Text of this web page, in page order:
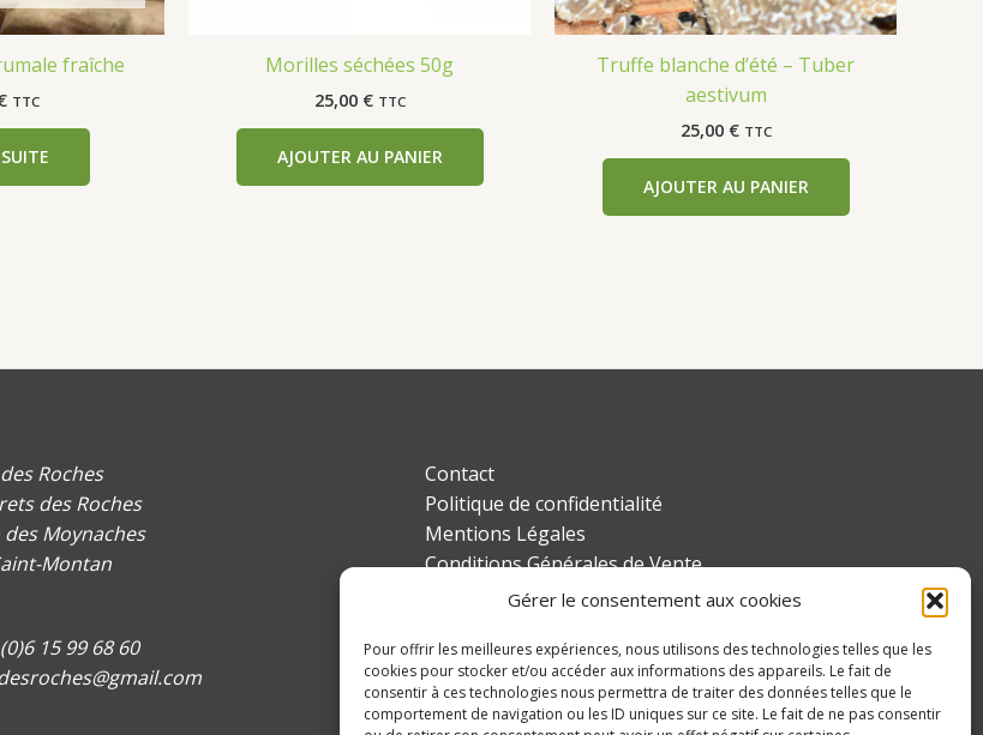
Gérer le consentement aux cookies
Pour offrir les meilleures expériences, nous utilisons des technologies telles que les
cookies pour stocker et/ou accéder aux informations des appareils. Le fait de
consentir à ces technologies nous permettra de traiter des données telles que le
comportement de navigation ou les ID uniques sur ce site. Le fait de ne pas consentir
fraîche
TTC
Morilles séchées 50g
25,00 € TTC
AJOUTER AU PANIER
Truffe blanche d’été – Tuber
aestivum
25,00 € TTC
AJOUTER AU PANIER
Roches
des Roches
des Moynaches
Montan
15 99 68 60
Contact
Politique de confidentialité
Mentions Légales
Conditions Générales de Vente
Plan du site